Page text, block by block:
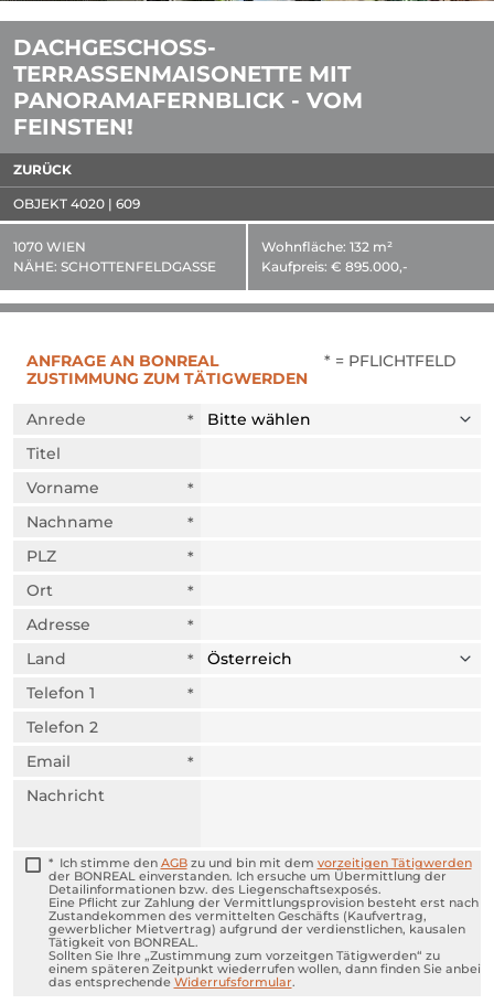
DACHGESCHOSS-
TERRASSENMAISONETTE MIT
PANORAMAFERNBLICK - VOM
FEINSTEN!
ZURÜCK
OBJEKT 4020 | 609
1070 WIEN
NÄHE: SCHOTTENFELDGASSE
Wohnfläche: 132 m²
Kaufpreis: € 895.000,-
ANFRAGE AN BONREAL
ZUSTIMMUNG ZUM TÄTIGWERDEN
* = PFLICHTFELD
Anrede
Titel
Vorname
Nachname
PLZ
Ort
Adresse
Land
Telefon 1
Telefon 2
Email
Nachricht
Ich stimme den AGBzu und bin mit dem vorzeitigen Tätigwerden
der BONREAL einverstanden. Ich ersuche um Übermittlung der
Detailinformationen bzw. des Liegenschaftsexposés.
Eine Pflicht zur Zahlung der Vermittlungsprovision besteht erst nach
Zustandekommen des vermittelten Geschäfts (Kaufvertrag,
gewerblicher Mietvertrag) aufgrund der verdienstlichen, kausalen
Tätigkeit von BONREAL.
Sollten Sie Ihre „Zustimmung zum vorzeitgen Tätigwerden“ zu
einem späteren Zeitpunkt wiederrufen wollen, dann finden Sie anbei
das entsprechende Widerrufsformular.